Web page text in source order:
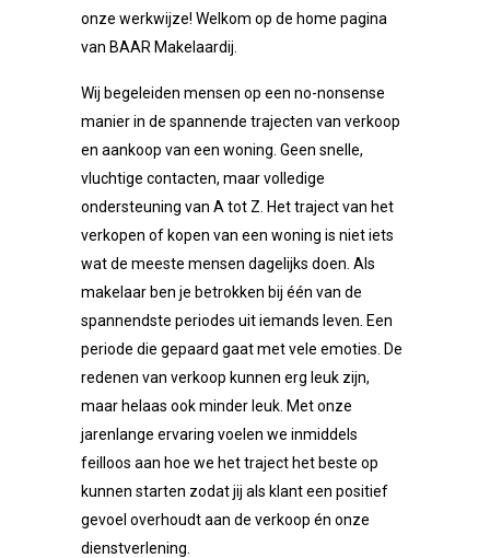
onze werkwijze! Welkom op de home pagina
van BAAR Makelaardij.
Wij begeleiden mensen op een no-nonsense
manier in de spannende trajecten van verkoop
en aankoop van een woning. Geen snelle,
vluchtige contacten, maar volledige
ondersteuning van A tot Z. Het traject van het
verkopen of kopen van een woning is niet iets
wat de meeste mensen dagelijks doen. Als
makelaar ben je betrokken bij één van de
spannendste periodes uit iemands leven. Een
periode die gepaard gaat met vele emoties. De
redenen van verkoop kunnen erg leuk zijn,
maar helaas ook minder leuk. Met onze
jarenlange ervaring voelen we inmiddels
feilloos aan hoe we het traject het beste op
kunnen starten zodat jij als klant een positief
gevoel overhoudt aan de verkoop én onze
dienstverlening.